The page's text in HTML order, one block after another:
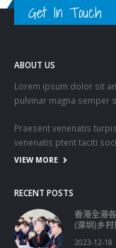
Get In Touch
ABOUT US
Lorem ipsum dolor sit
pulvinar magna semper
Praesent venenatis
venenatis ptent taciti
VIEW MORE
RECENT POSTS
香港全港
(深圳)乡
2023-12-18